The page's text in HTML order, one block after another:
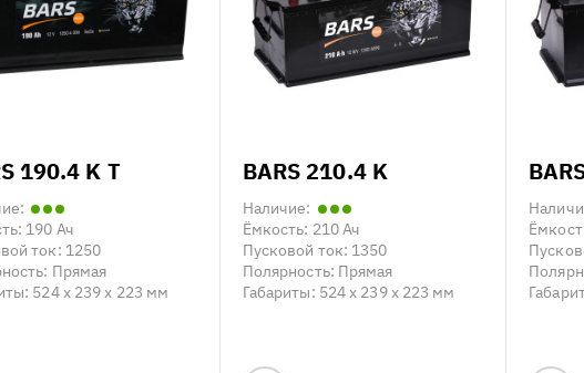
190.4 K T
190 Ач
ток: 1250
Прямая
524 x 239 x 223 мм
BARS 210.4 K
Наличие:
Ёмкость: 210 Ач
Пусковой ток: 1350
Полярность: Прямая
Габариты: 524 x 239 x 223 мм